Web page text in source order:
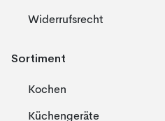
Widerrufsrecht
Sortiment
Kochen
Küchengeräte